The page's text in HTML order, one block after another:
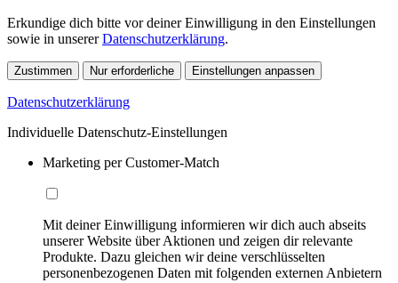
Erkundige dich bitte vor deiner Einwilligung in den Einstellungen
sowie in unsererDatenschutzerklärung.
Zustimmen Nur erforderliche Einstellungen anpassen
Datenschutzerklärung
Individuelle Datenschutz-Einstellungen
Marketing per Customer-Match
Mit deiner Einwilligung informieren wir dich auch abseits
unserer Website über Aktionen und zeigen dir relevante
Produkte. Dazu gleichen wir deine verschlüsselten
personenbezogenen Daten mit folgenden externen Anbietern